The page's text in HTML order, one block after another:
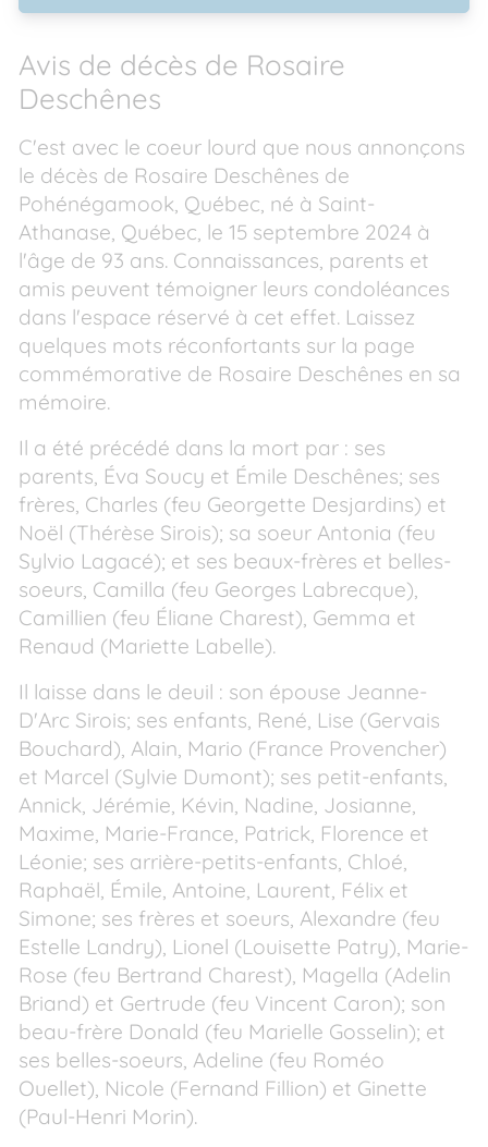
Avis de décès de Rosaire
Deschênes
C'est avec le coeur lourd que nous annonçons
le décès de Rosaire Deschênes de
Pohénégamook, Québec, né à Saint-
Athanase, Québec, le 15 septembre 2024 à
l'âge de 93 ans. Connaissances, parents et
amis peuvent témoigner leurs condoléances
dans l'espace réservé à cet effet. Laissez
quelques mots réconfortants sur la page
commémorative de Rosaire Deschênes en sa
mémoire.
Il a été précédé dans la mort par : ses
parents, Éva Soucy et Émile Deschênes; ses
frères, Charles (feu Georgette Desjardins) et
Noël (Thérèse Sirois); sa soeur Antonia (feu
Sylvio Lagacé); et ses beaux-frères et belles-
soeurs, Camilla (feu Georges Labrecque),
Camillien (feu Éliane Charest), Gemma et
Renaud (Mariette Labelle).
Il laisse dans le deuil : son épouse Jeanne-
D'Arc Sirois; ses enfants, René, Lise (Gervais
Bouchard), Alain, Mario (France Provencher)
et Marcel (Sylvie Dumont); ses petit-enfants,
Annick, Jérémie, Kévin, Nadine, Josianne,
Maxime, Marie-France, Patrick, Florence et
Léonie; ses arrière-petits-enfants, Chloé,
Raphaël, Émile, Antoine, Laurent, Félix et
Simone; ses frères et soeurs, Alexandre (feu
Estelle Landry), Lionel (Louisette Patry), Marie-
Rose (feu Bertrand Charest), Magella (Adelin
Briand) et Gertrude (feu Vincent Caron); son
beau-frère Donald (feu Marielle Gosselin); et
ses belles-soeurs, Adeline (feu Roméo
Ouellet), Nicole (Fernand Fillion) et Ginette
(Paul-Henri Morin).